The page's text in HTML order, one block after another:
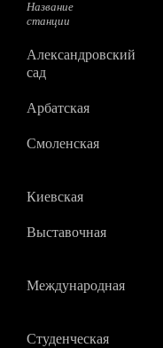
Название
станции
Александровский
сад
Арбатская
Смоленская
Киевская
Выставочная
Международная
Студенческая